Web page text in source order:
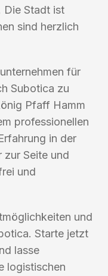
Die Stadt ist
sind herzlich
für
Subotica zu
Pfaff Hamm
professionellen
in der
zur Seite und
und
und
Starte jetzt
lasse
logistischen